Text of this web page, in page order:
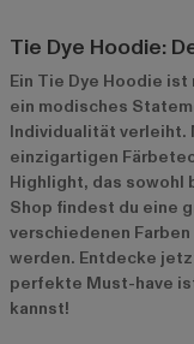
Tie Dye Hoodie:
Ein Tie Dye Hoodie
ein modisches
Individualität verleiht.
einzigartigen
Highlight, das sowohl
Shop findest du eine
verschiedenen
werden. Entdecke
perfekte Must-have
kannst!